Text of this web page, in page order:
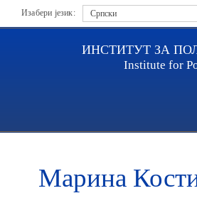
Изабери језик: Српски
ИНСТИТУТ ЗА
Institute for
Марина